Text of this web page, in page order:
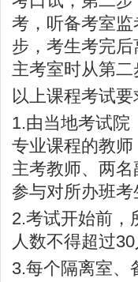
考，听备考室
步，考生考完
主考室时从第
以上课程考试要
1.由当地考试院
专业课程的教
主考教师、两
参与对所办班考
2.考试开始前，
人数不得超过30
3.每个隔离室、